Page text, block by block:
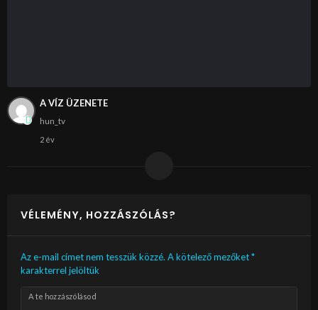
A VÍZ ÜZENETE
hun_tv
2 év
VÉLEMÉNY, HOZZÁSZÓLÁS?
Az e-mail címet nem tesszük közzé. A kötelező mezőket*
karakterrel jelöltük
A te hozzászólásod